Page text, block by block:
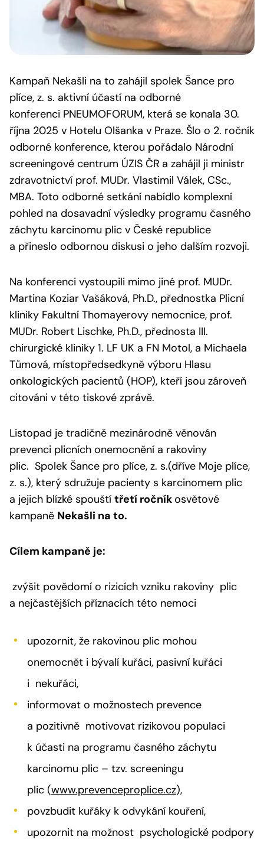
Kampaň Nekašli na to zahájil spolek Šance pro
plíce, z. s. aktivní účastí na odborné
konferenci PNEUMOFORUM, která se konala 30.
října 2025 v Hotelu Olšanka v Praze. Šlo o 2. ročník
odborné konference, kterou pořádalo Národní
screeningové centrum ÚZIS ČR a zahájil ji ministr
zdravotnictví prof. MUDr. Vlastimil Válek, CSc.,
MBA. Toto odborné setkání nabídlo komplexní
pohled na dosavadní výsledky programu časného
záchytu karcinomu plic v České republice
a přineslo odbornou diskusi o jeho dalším rozvoji.
Na konferenci vystoupili mimo jiné prof. MUDr.
Martina Koziar Vašáková, Ph.D., přednostka Plicní
kliniky Fakultní Thomayerovy nemocnice, prof.
MUDr. Robert Lischke, Ph.D., přednosta III.
chirurgické kliniky 1. LF UK a FN Motol, a Michaela
Tůmová, místopředsedkyně výboru Hlasu
onkologických pacientů (HOP), kteří jsou zároveň
citováni v této tiskové zprávě.
Listopad je tradičně mezinárodně věnován
prevenci plicních onemocnění a rakoviny
plic. Spolek Šance pro plíce, z. s.(dříve Moje plíce,
z. s.), který sdružuje pacienty s karcinomem plic
a jejich blízké spouští třetí ročníkosvětové
kampaně Nekašli na to.
Cílem kampaně je:
zvýšit povědomí o rizicích vzniku rakoviny plic
a nejčastějších příznacích této nemoci
upozornit, že rakovinou plic mohou
onemocnět i bývalí kuřáci, pasivní kuřáci
i nekuřáci,
informovat o možnostech prevence
a pozitivně motivovat rizikovou populaci
k účasti na programu časného záchytu
karcinomu plic – tzv. screeningu
plic (www.prevenceproplice.cz),
povzbudit kuřáky k odvykání kouření,
upozornit na možnost psychologické podpory